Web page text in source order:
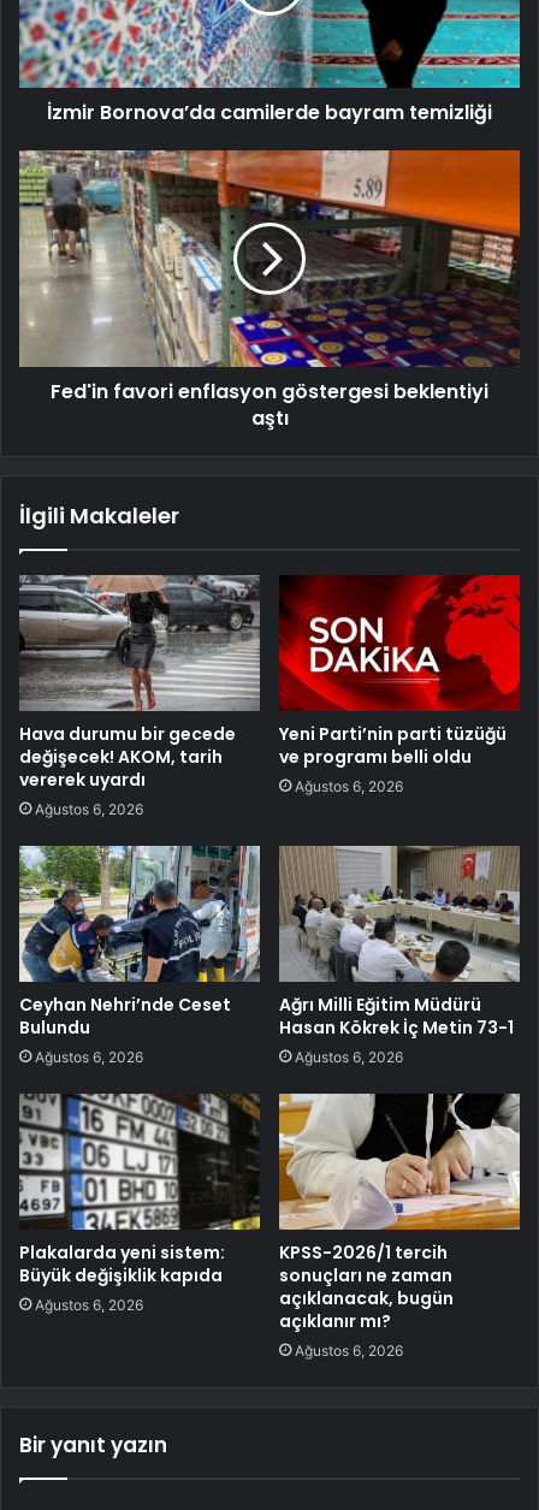
İzmir Bornova’da camilerde bayram temizliği
Fed'in favori enflasyon göstergesi beklentiyi
aştı
İlgili Makaleler
Hava durumu bir gecede
değişecek! AKOM, tarih
vererek uyardı
Ağustos 6, 2026
Yeni Parti’nin parti tüzüğü
ve programı belli oldu
Ağustos 6, 2026
Ceyhan Nehri’nde Ceset
Bulundu
Ağustos 6, 2026
Ağrı Milli Eğitim Müdürü
Hasan Kökrek İç Metin 73-1
Ağustos 6, 2026
Plakalarda yeni sistem:
Büyük değişiklik kapıda
Ağustos 6, 2026
KPSS-2026/1 tercih
sonuçları ne zaman
açıklanacak, bugün
açıklanır mı?
Ağustos 6, 2026
Bir yanıt yazın